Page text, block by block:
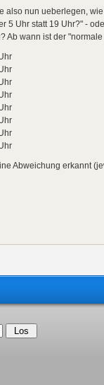
also nun ueberlegen,
5 Uhr statt 19 Uhr?" -
Ab wann ist der
Abweichung erkannt